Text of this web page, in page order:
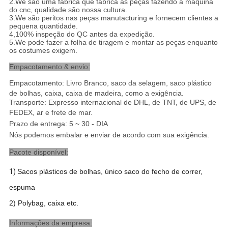
2.We são uma fábrica que fabrica as peças fazendo à máquina
do cnc, qualidade são nossa cultura.
3.We são peritos nas peças manutacturing e fornecem clientes a
pequena quantidade.
4,100% inspeção do QC antes da expedição.
5.We pode fazer a folha de tiragem e montar as peças enquanto
os costumes exigem.
Empacotamento & envio:
Empacotamento: Livro Branco, saco da selagem, saco plástico
de bolhas, caixa, caixa de madeira, como a exigência.
Transporte: Expresso internacional de DHL, de TNT, de UPS, de
FEDEX, ar e frete de mar.
Prazo de entrega: 5 ~ 30 - DIA
Nós podemos embalar e enviar de acordo com sua exigência.
Pacote disponível:
1) Sacos plásticos de bolhas, único saco do fecho de correr,
espuma
2) Polybag, caixa etc.
Informações da empresa: